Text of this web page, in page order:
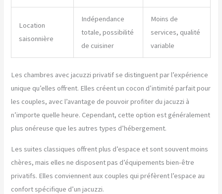
Location
saisonnière
Indépendance
totale, possibilité
de cuisiner
Moins de
services, qualité
variable
Les chambres avec jacuzzi privatif se distinguent par l’expérience
unique qu’elles offrent. Elles créent un cocon d’intimité parfait pour
les couples, avec l’avantage de pouvoir profiter du jacuzzi à
n’importe quelle heure. Cependant, cette option est généralement
plus onéreuse que les autres types d’hébergement.
Les suites classiques offrent plus d’espace et sont souvent moins
chères, mais elles ne disposent pas d’équipements bien-être
privatifs. Elles conviennent aux couples qui préfèrent l’espace au
confort spécifique d’un jacuzzi.